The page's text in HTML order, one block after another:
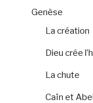
Genèse
La création
Dieu crée
La chute
Caïn et Abel